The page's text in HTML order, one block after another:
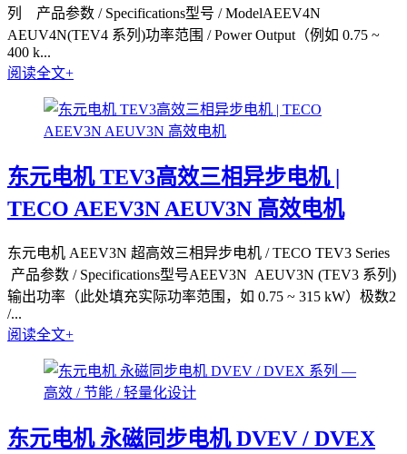
列 产品参数 / Specifications型号 / ModelAEEV4N
AEUV4N(TEV4 系列)功率范围 / Power Output（例如 0.75 ~
400 k...
阅读全文+
东元电机 TEV3高效三相异步电机 |
TECO AEEV3N AEUV3N 高效电机
东元电机 AEEV3N 超高效三相异步电机 / TECO TEV3 Series
产品参数 / Specifications型号AEEV3N AEUV3N (TEV3 系列)
输出功率（此处填充实际功率范围，如 0.75 ~ 315 kW）极数2
/...
阅读全文+
东元电机 永磁同步电机 DVEV / DVEX